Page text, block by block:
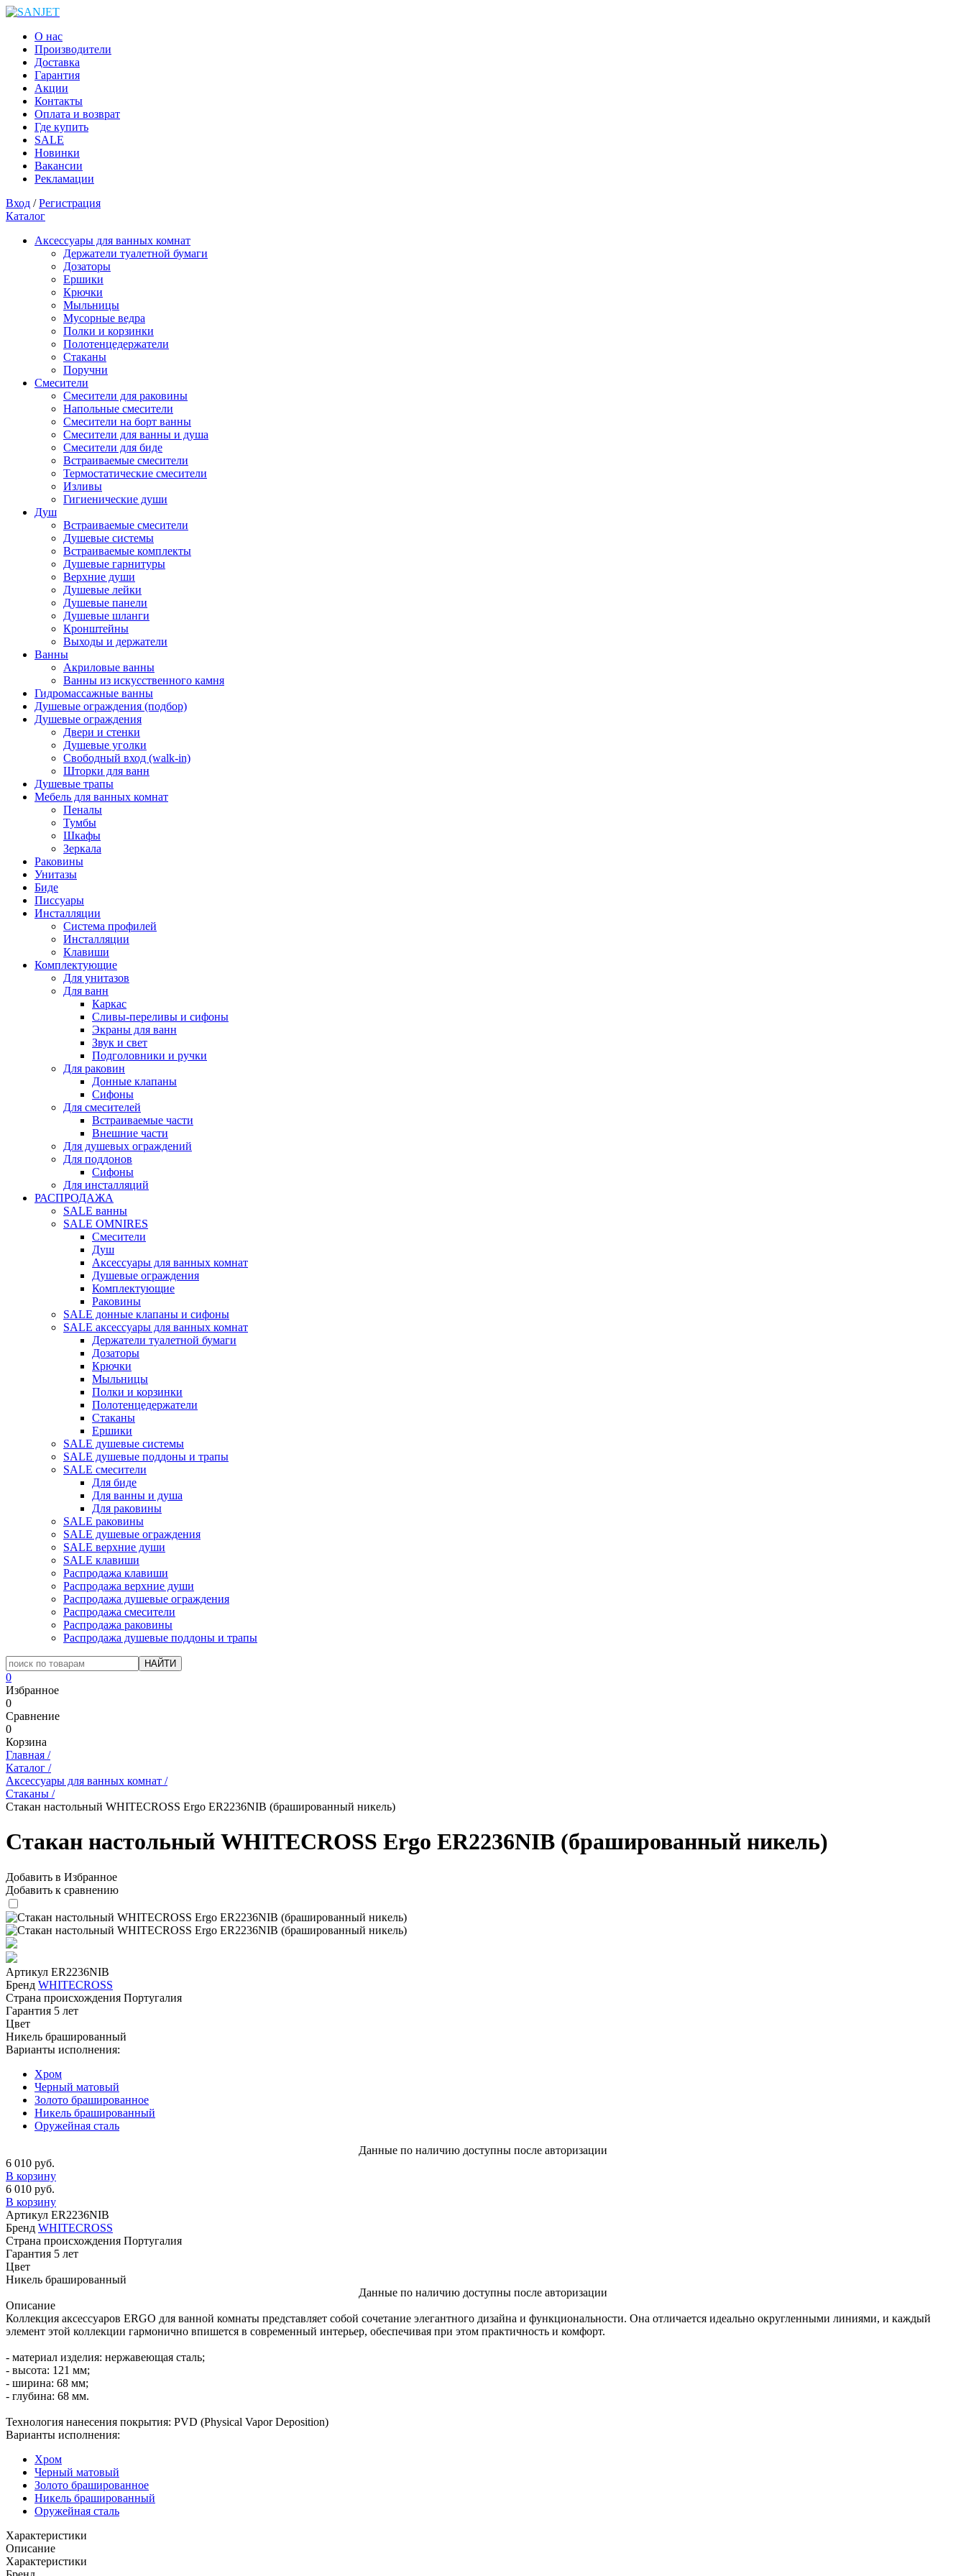
О нас
Производители
Доставка
Гарантия
Акции
Контакты
Оплата и возврат
Где купить
SALE
Новинки
Вакансии
Рекламации
Вход /Регистрация
Каталог
Аксессуары для ванных комнат
Держатели туалетной бумаги
Дозаторы
Ершики
Крючки
Мыльницы
Мусорные ведра
Полки и корзинки
Полотенцедержатели
Стаканы
Поручни
Смесители
Смесители для раковины
Напольные смесители
Смесители на борт ванны
Смесители для ванны и душа
Смесители для биде
Встраиваемые смесители
Термостатические смесители
Изливы
Гигиенические души
Душ
Встраиваемые смесители
Душевые системы
Встраиваемые комплекты
Душевые гарнитуры
Верхние души
Душевые лейки
Душевые панели
Душевые шланги
Кронштейны
Выходы и держатели
Ванны
Акриловые ванны
Ванны из искусственного камня
Гидромассажные ванны
Душевые ограждения (подбор)
Душевые ограждения
Двери и стенки
Душевые уголки
Свободный вход (walk-in)
Шторки для ванн
Душевые трапы
Мебель для ванных комнат
Пеналы
Тумбы
Шкафы
Зеркала
Раковины
Унитазы
Биде
Писсуары
Инсталляции
Система профилей
Инсталляции
Клавиши
Комплектующие
Для унитазов
Для ванн
Каркас
Сливы-переливы и сифоны
Экраны для ванн
Звук и свет
Подголовники и ручки
Для раковин
Донные клапаны
Сифоны
Для смесителей
Встраиваемые части
Внешние части
Для душевых ограждений
Для поддонов
Сифоны
Для инсталляций
РАСПРОДАЖА
SALE ванны
SALE OMNIRES
Смесители
Душ
Аксессуары для ванных комнат
Душевые ограждения
Комплектующие
Раковины
SALE донные клапаны и сифоны
SALE аксессуары для ванных комнат
Держатели туалетной бумаги
Дозаторы
Крючки
Мыльницы
Полки и корзинки
Полотенцедержатели
Стаканы
Ершики
SALE душевые системы
SALE душевые поддоны и трапы
SALE смесители
Для биде
Для ванны и душа
Для раковины
SALE раковины
SALE душевые ограждения
SALE верхние души
SALE клавиши
Распродажа клавиши
Распродажа верхние души
Распродажа душевые ограждения
Распродажа смесители
Распродажа раковины
Распродажа душевые поддоны и трапы
0
Избранное
0
Сравнение
0
Корзина
Главная /
Каталог /
Аксессуары для ванных комнат /
Стаканы /
Стакан настольный WHITECROSS Ergo ER2236NIB (брашированный никель)
Стакан настольный WHITECROSS Ergo ER2236NIB (брашированный никель)
Добавить в Избранное
Добавить к сравнению
Артикул ER2236NIB
Бренд WHITECROSS
Страна происхождения Португалия
Гарантия 5 лет
Цвет
Никель брашированный
Варианты исполнения:
Хром
Черный матовый
Золото брашированное
Никель брашированный
Оружейная сталь
Данные по наличию доступны после авторизации
6 010 руб.
В корзину
6 010 руб.
В корзину
Артикул ER2236NIB
Бренд WHITECROSS
Страна происхождения Португалия
Гарантия 5 лет
Цвет
Никель брашированный
Данные по наличию доступны после авторизации
Описание
Коллекция аксессуаров ERGO для ванной комнаты представляет собой сочетание элегантного дизайна и функциональности. Она отличается идеально округленными линиями, и каждый
элемент этой коллекции гармонично впишется в современный интерьер, обеспечивая при этом практичность и комфорт.
- материал изделия: нержавеющая сталь;
- высота: 121 мм;
- ширина: 68 мм;
- глубина: 68 мм.
Технология нанесения покрытия: PVD (Physical Vapor Deposition)
Варианты исполнения:
Хром
Черный матовый
Золото брашированное
Никель брашированный
Оружейная сталь
Характеристики
Описание
Характеристики